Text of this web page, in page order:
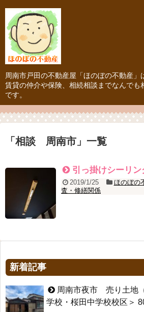
周南市戸田の不動産屋「ほのぼの不動産」
賃貸の仲介や保険、相続相談までなんでも
です。
「 相談 周南市 」 一覧
引っ掛けシーリ
2019/1/25 ほのぼの
査・修繕関係
新着記事
周南市夜市 売り土地
学校・桜田中学校校区＞